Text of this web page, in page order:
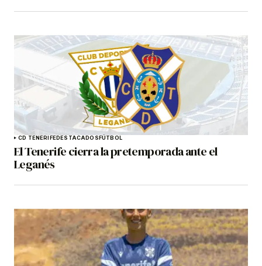
CD TENERIFEDESTACADOSFÚTBOL
El Tenerife cierra la pretemporada ante el
Leganés